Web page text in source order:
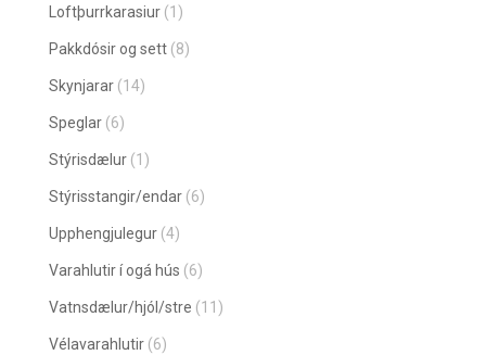
Loftþurrkarasiur (1)
Pakkdósir og sett (8)
Skynjarar (14)
Speglar (6)
Stýrisdælur (1)
Stýrisstangir/endar (6)
Upphengjulegur (4)
Varahlutir í ogá hús (6)
Vatnsdælur/hjól/stre (11)
Vélavarahlutir (6)